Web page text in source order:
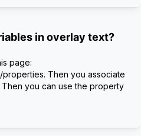
in overlay text?
page:
Then you associate
you can use the property